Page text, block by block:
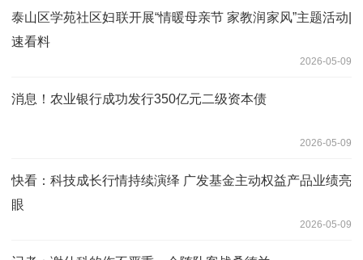
泰山区学苑社区妇联开展“情暖母亲节 家教润家风”主题活动|
速看料
2026-05-09
消息！农业银行成功发行350亿元二级资本债
2026-05-09
快看：科技成长行情持续演绎 广发基金主动权益产品业绩亮
眼
2026-05-09